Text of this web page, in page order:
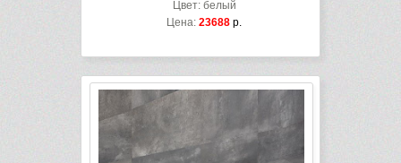
Цвет: белый
Цена: 23688 р.